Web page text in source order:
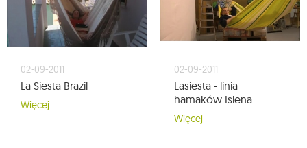
02-09-2011
La Siesta Brazil
Więcej
02-09-2011
Lasiesta - linia
hamaków Islena
Więcej